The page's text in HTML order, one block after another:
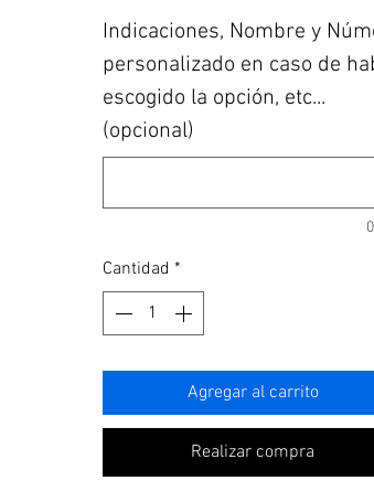
Indicaciones, Nombre y
personalizado en caso de
escogido la opción, etc...
(opcional)
Cantidad *
Agregar al carrito
Realizar compra